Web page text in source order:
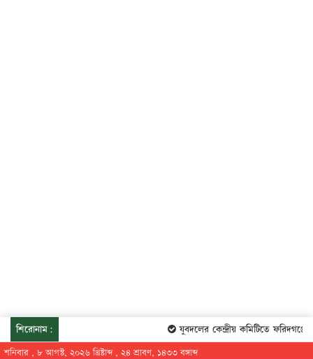
শিরোনাম: যুবদলের কেন্দ্রীয় কমিটিতে ফরিদগঞ্জের
শনিবার , ৮ আগস্ট, ২০২৬ খ্রিষ্টাব্দ , ২৪ শ্রাবণ, ১৪৩৩ বঙ্গাব্দ